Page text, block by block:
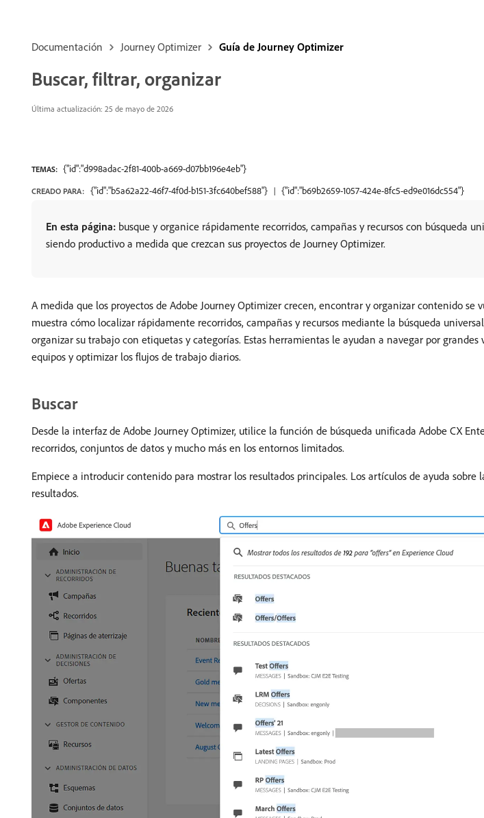
Documentación Journey Optimizer Guía de Journey Optimizer
Buscar, filtrar, organizar
Última actualización: 25 de mayo de 2026
TEMAS: {"id":"d998adac-2f81-400b-a669-d07bb196e4eb"}
CREADO PARA: {"id":"b5a62a22-46f7-4f0d-b151-3fc640bef588"} {"id":"b69b2659-1057-424e-8fc5-ed9e016dc554"}
En esta página: busque y organice rápidamente recorridos, campañas y recursos con búsqueda
siendo productivo a medida que crezcan sus proyectos de Journey Optimizer.
A medida que los proyectos de Adobe Journey Optimizer crecen, encontrar y organizar contenido
muestra cómo localizar rápidamente recorridos, campañas y recursos mediante la búsqueda
organizar su trabajo con etiquetas y categorías. Estas herramientas le ayudan a navegar por
equipos y optimizar los flujos de trabajo diarios.
Buscar
Desde la interfaz de Adobe Journey Optimizer, utilice la función de búsqueda unificada Adobe CX
recorridos, conjuntos de datos y mucho más en los entornos limitados.
Empiece a introducir contenido para mostrar los resultados principales. Los artículos de ayuda
resultados.